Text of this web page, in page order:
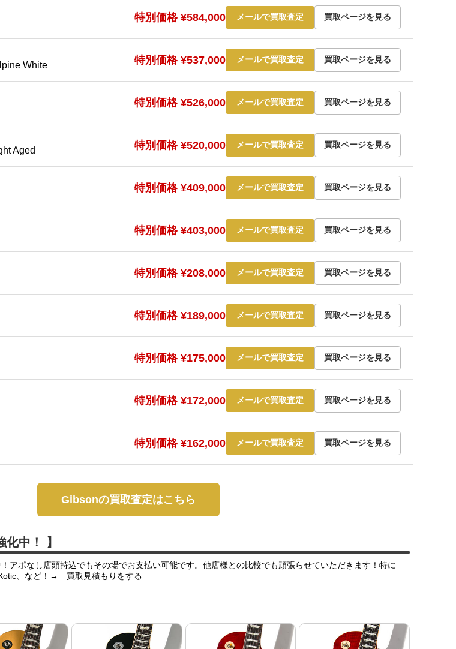
特別価格 ¥584,000 メールで買取査定 買取ページを見る
White 特別価格 ¥537,000 メールで買取査定 買取ページを見る
特別価格 ¥526,000 メールで買取査定 買取ページを見る
Aged 特別価格 ¥520,000 メールで買取査定 買取ページを見る
特別価格 ¥409,000 メールで買取査定 買取ページを見る
特別価格 ¥403,000 メールで買取査定 買取ページを見る
特別価格 ¥208,000 メールで買取査定 買取ページを見る
特別価格 ¥189,000 メールで買取査定 買取ページを見る
特別価格 ¥175,000 メールで買取査定 買取ページを見る
特別価格 ¥172,000 メールで買取査定 買取ページを見る
特別価格 ¥162,000 メールで買取査定 買取ページを見る
Gibsonの買取査定はこちら
中！ 】
アポなし店頭持込でもその場でお支払い可能です。他店様との比較でも頑張らせていただきます！特に
、など！→ 買取見積もりをする